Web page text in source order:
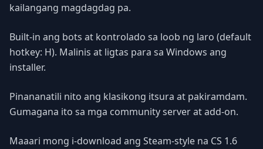
kailangang magdagdag pa.
Built-in ang bots at kontrolado sa loob ng laro (default
hotkey: H). Malinis at ligtas para sa Windows ang
installer.
Pinananatili nito ang klasikong itsura at pakiramdam.
Gumagana ito sa mga community server at add-on.
Maaari mong i-download ang Steam-style na CS 1.6